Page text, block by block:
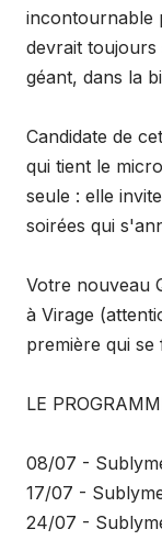
incontournable
devrait
géant, dans la
Candidate de
qui tient le
seule : elle
soirées qui
Votre nouveau
à Virage
première qui
LE
08/07 -
17/07 -
24/07 -